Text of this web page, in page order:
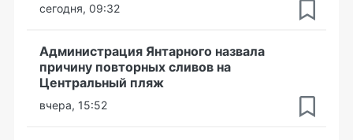
сегодня, 09:32
Администрация Янтарного назвала
причину повторных сливов на
Центральный пляж
вчера, 15:52